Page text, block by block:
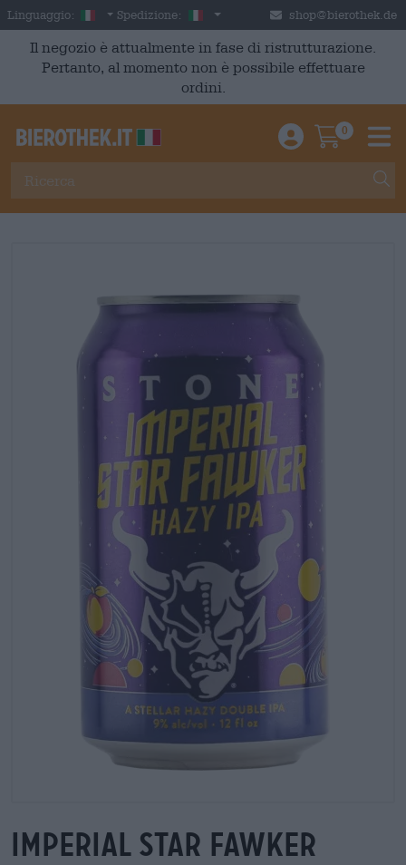
Skip to main content
Linguaggio: Italian
Spedizione: Italia shop@bierothek.de
Il negozio è attualmente in fase di ristrutturazione.
Pertanto, al momento non è possibile effettuare
ordini.
Einloggen /
0
imperial star fawker